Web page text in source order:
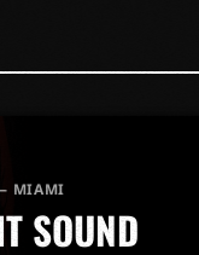
MIAMI
SOUND